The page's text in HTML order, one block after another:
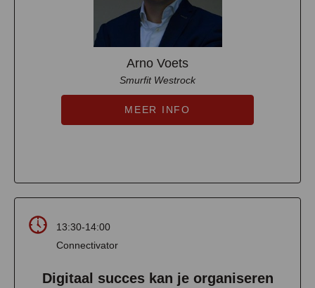
Arno Voets
Smurfit Westrock
MEER INFO
13:30-14:00
Connectivator
Digitaal succes kan je organiseren